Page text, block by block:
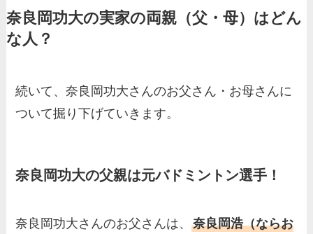
基俊介の実家はお金持ち？兄
三浦璃来の実家はお金持ち！
両親（父・母）の職業や妹な
母）を徹底調査！実家の兄弟
片岡凜の母親が美人！家族構
奈良岡功大の実家の両親（父・母）はどん
な人？
続いて、奈良岡功大さんのお父さん・お母さんに
ついて掘り下げていきます。
奈良岡功大の父親は元バドミントン選手！
奈良岡功大さんのお父さんは、奈良岡浩（ならお